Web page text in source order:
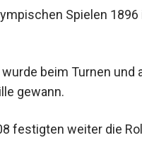
Spielen 1896
beim Turnen und
gewann.
festigten weiter die